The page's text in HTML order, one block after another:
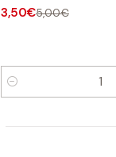
3,50€5,00€
Quantidade